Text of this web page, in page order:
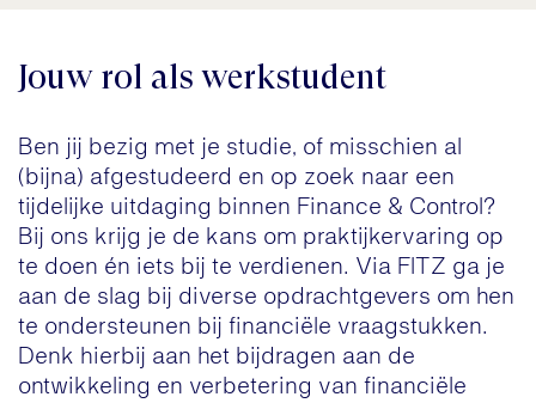
Jouw rol als werkstudent
Ben jij bezig met je studie, of misschien al
(bijna) afgestudeerd en op zoek naar een
tijdelijke uitdaging binnen Finance & Control?
Bij ons krijg je de kans om praktijkervaring op
te doen én iets bij te verdienen. Via FITZ ga je
aan de slag bij diverse opdrachtgevers om hen
te ondersteunen bij financiële vraagstukken.
Denk hierbij aan het bijdragen aan de
ontwikkeling en verbetering van financiële